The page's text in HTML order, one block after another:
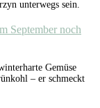
unterwegs sein.
September noch
Gemüse
– er schmeckt